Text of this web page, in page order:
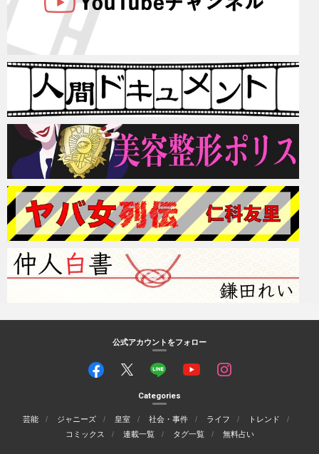
公式アカウントをフォロー
Categories
芸能 ジャニーズ 皇室 社会・事件 ライフ
トレンド
コミックス
連載一覧 タグ一覧 無料占い